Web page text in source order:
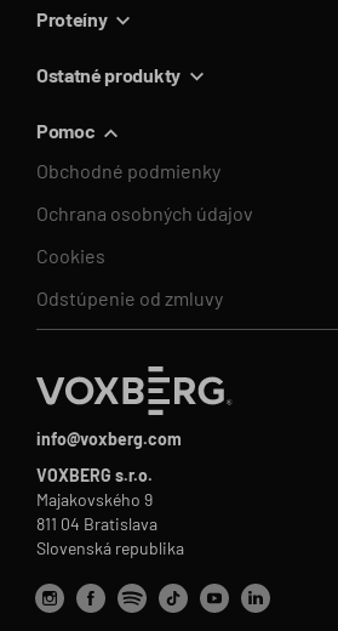
info@voxberg.com
VOXBERG s.r.o.
Majakovského 9
811 04 Bratislava
Slovenská republika
Proteíny
Ostatné produkty
Pomoc
Obchodné podmienky
Ochrana osobných údajov
Cookies
Odstúpenie od zmluvy